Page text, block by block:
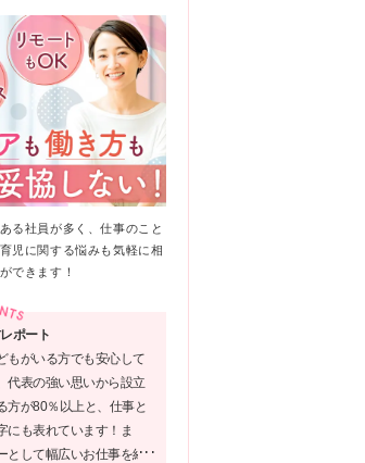
る社員が多く、仕事のこと
児に関する悩みも気軽に相
できます！
ポート
もがいる方でも安心して
代表の強い思いから設立
方が80％以上と、仕事と
にも表れています！ま
として幅広いお仕事を経